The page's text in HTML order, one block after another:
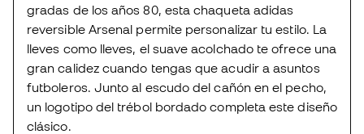
gradas de los años 80, esta chaqueta adidas
reversible Arsenal permite personalizar tu estilo. La
lleves como lleves, el suave acolchado te ofrece una
gran calidez cuando tengas que acudir a asuntos
futboleros. Junto al escudo del cañón en el pecho,
un logotipo del trébol bordado completa este diseño
clásico.